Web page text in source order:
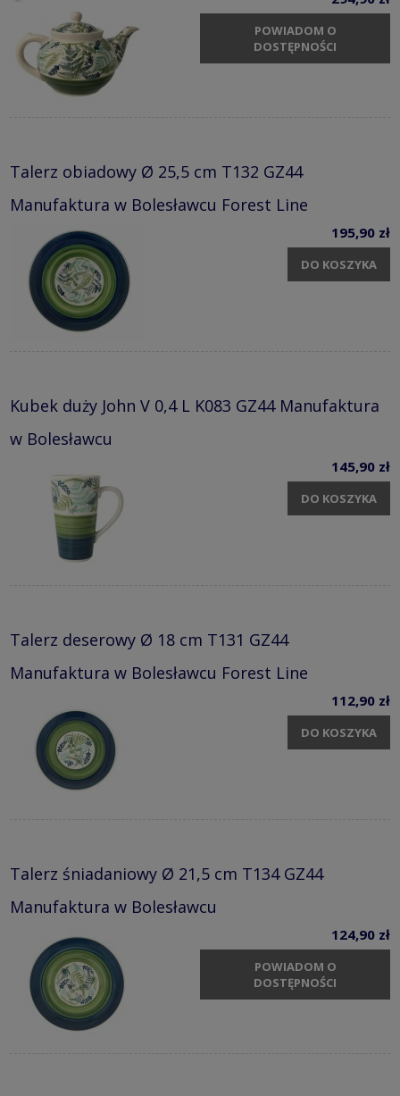
POWIADOM O
DOSTĘPNOŚCI
Talerz obiadowy Ø 25,5 cm T132 GZ44
Manufaktura w Bolesławcu Forest Line
195,90 zł
DO KOSZYKA
Kubek duży John V 0,4 L K083 GZ44 Manufaktura
w Bolesławcu
145,90 zł
DO KOSZYKA
Talerz deserowy Ø 18 cm T131 GZ44
Manufaktura w Bolesławcu Forest Line
112,90 zł
DO KOSZYKA
Talerz śniadaniowy Ø 21,5 cm T134 GZ44
Manufaktura w Bolesławcu
124,90 zł
POWIADOM O
DOSTĘPNOŚCI